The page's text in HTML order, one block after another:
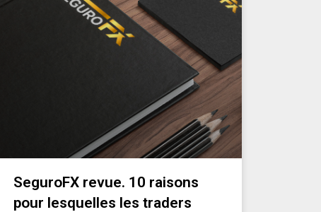
SeguroFX revue. 10 raisons
pour lesquelles les traders